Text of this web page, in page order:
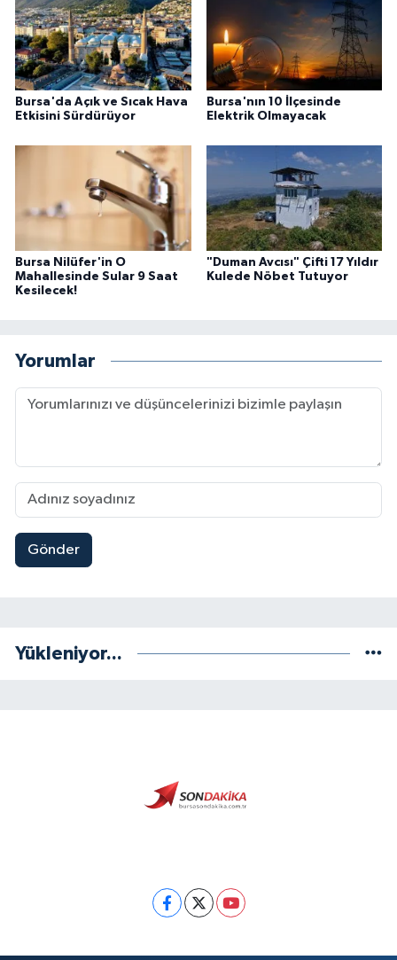
Bursa'da Açık ve Sıcak Hava
Etkisini Sürdürüyor
Bursa'nın 10 İlçesinde
Elektrik Olmayacak
Bursa Nilüfer'in O
Mahallesinde Sular 9 Saat
Kesilecek!
"Duman Avcısı" Çifti 17 Yıldır
Kulede Nöbet Tutuyor
Yorumlar
Gönder
Yükleniyor...